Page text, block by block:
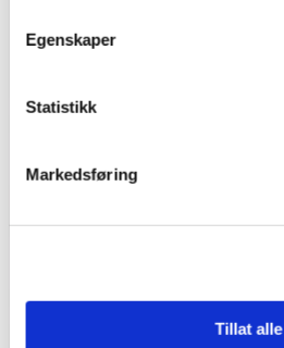
Egenskaper
Statistikk
Markedsføring
Tillat alle